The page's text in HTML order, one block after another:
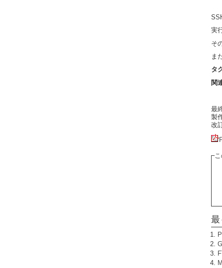
実
そ
ま
タ
関
最
製
改